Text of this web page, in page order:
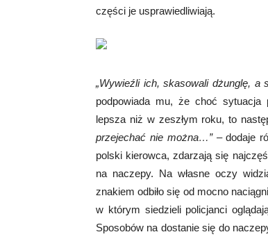
części je usprawiedliwiają.
„Wywieźli ich, skasowali dżunglę, a
podpowiada mu, że choć sytuacja
lepsza niż w zeszłym roku, to
przejechać nie można…”– dodaje
polski kierowca, zdarzają się
na naczepy. Na własne oczy
znakiem odbiło się od mocno
w którym siedzieli policjanci
Sposobów na dostanie się do